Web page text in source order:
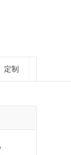
定制